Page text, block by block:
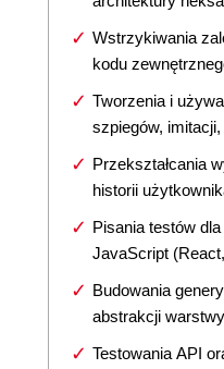
Wstrzykiwania
kodu
Tworzenia i
szpiegów, imitacji,
Przekształcania
historii
Pisania testów
JavaScript
Budowania
abstrakcji
Testowania API